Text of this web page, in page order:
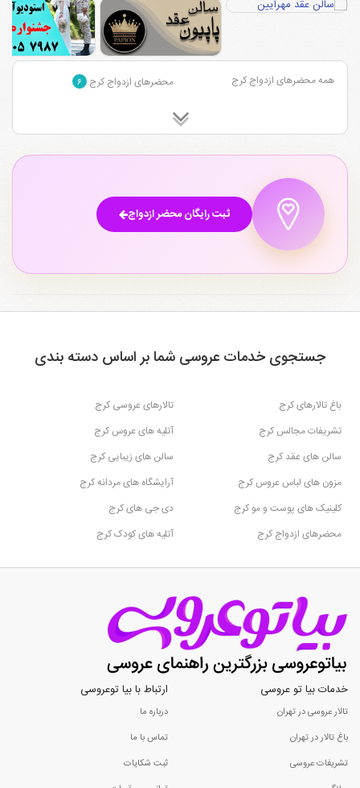
همه محضرهای ازدواج کرج محضرهای ازدواج کرج ۶
ثبت رایگان محضر ازدواج
جستجوی خدمات عروسی شما بر اساس دسته بندی
باغ تالارهای کرج
تالارهای عروسی کرج
تشریفات مجالس کرج
آتلیه های عروس کرج
سالن های عقد کرج
سالن های زیبایی کرج
مزون های لباس عروس کرج
آرایشگاه های مردانه کرج
کلینیک های پوست و مو کرج
دی جی های کرج
محضرهای ازدواج کرج
آتلیه های کودک کرج
خدمات بیا تو عروسی
تالار عروسی در تهران
باغ تالار در تهران
تشریفات عروسی
ارتباط با بیا توعروسی
درباره ما
تماس با ما
ثبت شکایات